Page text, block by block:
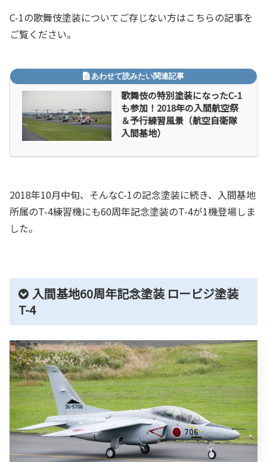
C-1の歌舞伎塗装についてご存じない方はこちらの記事を
ご覧ください。
歌舞伎の特別塗装になったC-1
も参加！2018年の入間航空祭
＆予行練習風景（航空自衛隊
入間基地）
2018年10月中旬、そんなC-1の記念塗装に続き、入間基地
所属のT-4練習機にも60周年記念塗装のT-4が1機登場しま
した。
入間基地60周年記念塗装 ロービジ塗装
T-4